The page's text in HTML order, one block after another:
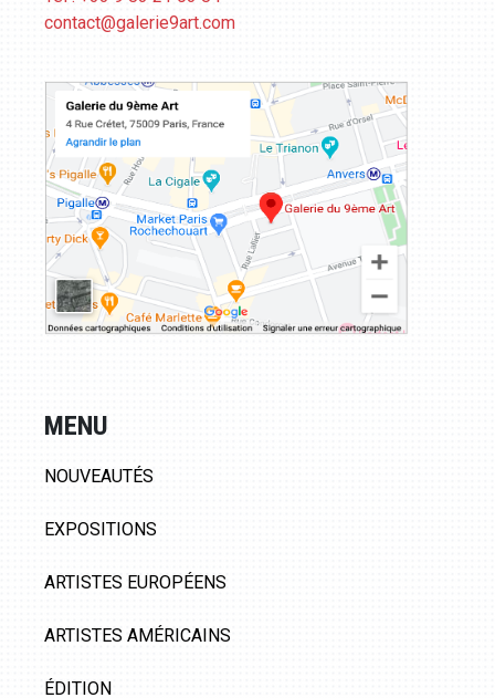
contact@galerie9art.com
MENU
NOUVEAUTÉS
EXPOSITIONS
ARTISTES EUROPÉENS
ARTISTES AMÉRICAINS
ÉDITION